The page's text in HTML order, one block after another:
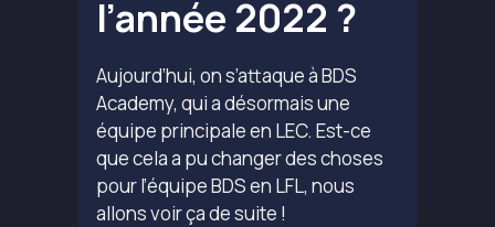
l’année 2022 ?
Aujourd’hui, on s’attaque à BDS
Academy, qui a désormais une
équipe principale en LEC. Est-ce
que cela a pu changer des choses
pour l’équipe BDS en LFL, nous
allons voir ça de suite !